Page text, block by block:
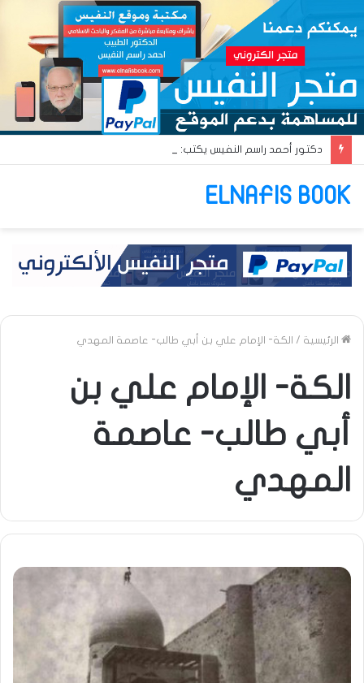
ELNAFIS BOOK
الرئيسية / الكة- الإمام علي بن أبي طالب- عاصمة المهدي
الكة- الإمام علي بن
أبي طالب- عاصمة
المهدي